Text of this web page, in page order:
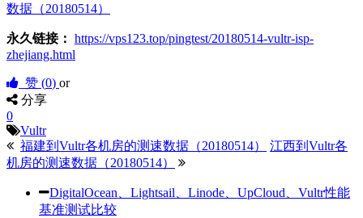
数据（20180514）
永久链接： https://vps123.top/pingtest/20180514-vultr-isp-
zhejiang.html
赞 (0) or
分享
0
Vultr
福建到Vultr各机房的测速数据（20180514）
江西到Vultr各
机房的测速数据（20180514）
DigitalOcean、Lightsail、Linode、UpCloud、Vultr性能
基准测试比较